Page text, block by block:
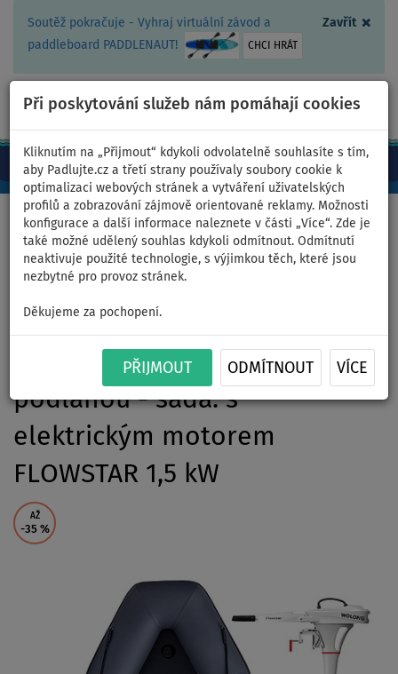
Zavřít ×
Soutěž pokračuje - Vyhraj virtuální závod a
paddleboard PADDLENAUT!
CHCI HRÁT
Při poskytování služeb nám pomáhají cookies
Kliknutím na „Přijmout“ kdykoli odvolatelně souhlasíte s tím,
aby Padlujte.cz a třetí strany používaly soubory cookie k
optimalizaci webových stránek a vytváření uživatelských
profilů a zobrazování zájmově orientované reklamy. Možnosti
konfigurace a další informace naleznete v části „Více“. Zde je
také možné udělený souhlas kdykoli odmítnout. Odmítnutí
neaktivuje použité technologie, s výjimkou těch, které jsou
nezbytné pro provoz stránek.
Děkujeme za pochopení.
PŘIJMOUT ODMÍTNOUT VÍCE
CZ/Kč +420 467 409 090 0ks
Domů >Čluny a motory
Člun GLADIATOR LIGHT
AK320WF dark grey -
nafukovací člun s dřevěnou
podlahou - sada: s
elektrickým motorem
FLOWSTAR 1,5 kW
AŽ
-35 %